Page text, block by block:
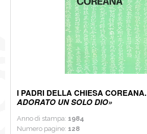
I PADRI DELLA CHIESA COREANA.
ADORATO UN SOLO DIO»
Anno di stampa: 1984
Numero pagine: 128